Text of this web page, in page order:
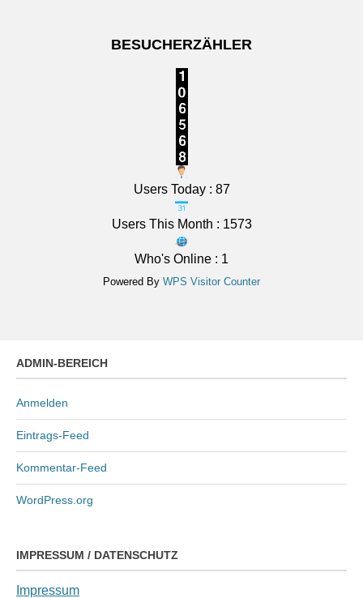
BESUCHERZÄHLER
Users Today : 87
Users This Month : 1573
Who's Online : 1
Powered By WPS Visitor Counter
ADMIN-BEREICH
Anmelden
Eintrags-Feed
Kommentar-Feed
WordPress.org
IMPRESSUM / DATENSCHUTZ
Impressum